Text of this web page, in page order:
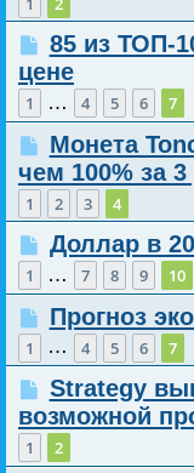
85 из ТОП-
цене
1 … 4 5 6 7
Монета
чем 100% за 3
1 2 3 4
Доллар в
1 … 7 8 9 10
Прогноз
1 … 4 5 6 7
Strategy
возможной
1 2